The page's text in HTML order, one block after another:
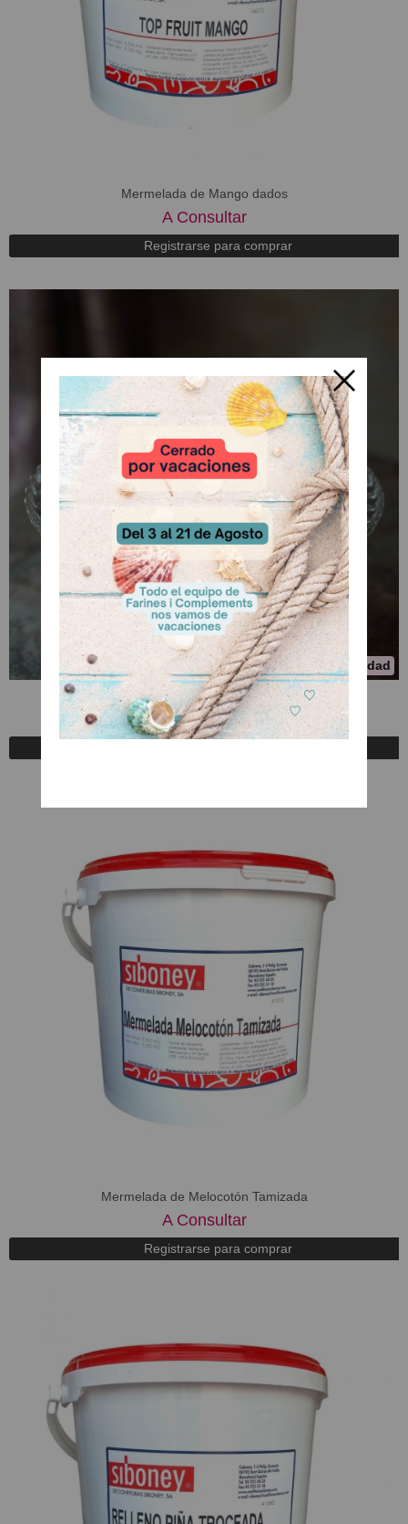
Mermelada de Mango dados
A Consultar
Registrarse para comprar
Novedad
Mermelada de Maracuyá
A Consultar
Mermelada de Melocotón Tamizada
A Consultar
Registrarse para comprar